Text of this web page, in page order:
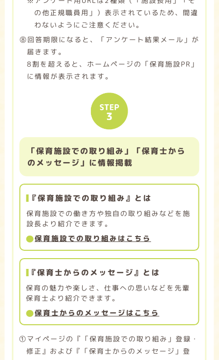
の他正規職員用」）表示されているため、間違
わないようにご注意ください。
➇回答期限になると、「アンケート結果メール」が
届きます。
8割を超えると、ホームページの「保育施設PR」
に情報が表示されます。
「保育施設での取り組み」「保育士から
のメッセージ」に情報掲載
『保育施設での取り組み』とは
保育施設での働き方や独自の取り組みなどを施
設長より紹介できます。
保育施設での取り組みはこちら
『保育士からのメッセージ』とは
保育の魅力や楽しさ、仕事への思いなどを先輩
保育士より紹介できます。
保育士からのメッセージはこちら
➀マイページの『「保育施設での取り組み」登録・
修正』および『「保育士からのメッセージ」登